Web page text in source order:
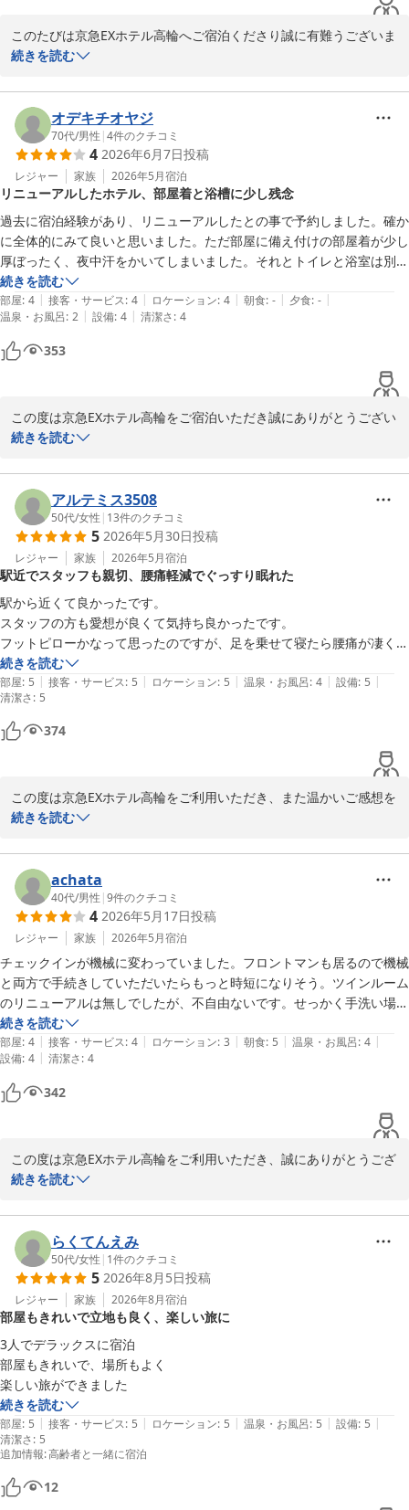
2026-06-15
このたびは京急EXホテル高輪へご宿泊くださり誠に有難うございま
す。
ようで何よりです。
またの機会にもお越しいただけるとのお言葉、とても嬉しく、スタ
ッフ一同の励みになっております。
高輪口の再開発でこれから目の前には段々と大きなビルが建ちあが
っていく事かと思いますが、それまでの間は東京タワーもご覧いた
だく事が可能でございます。
工事中の景色も今ならでは！でございますので、是非またご覧にな
りにいらしてください(^^)
セミダブルルームは本年2月にリニューアルした客室でございます
が、皆様のご意見、感想を元に、新しいだけでなく、より一層快適
にお過ごしいただける工夫をして参りたいと思います。
最後になりましたが、この度は貴重なお時間の中にご投稿くださ
京急EXホテル高輪
フロント
京急ＥＸホテル高輪（２０２６年２月２７日リニューアルオープ
ン）
2026-06-11
続きを読む
オデキチオヤジ
70代/男性 |4件のクチコミ
4 2026年6月7日投稿
レジャー 家族 2026年5月宿泊
リニューアルしたホテル、部屋着と浴槽に少し残念
過去に宿泊経験があり、リニューアルしたとの事で予約しました。確か
に全体的にみて良いと思いました。ただ部屋に備え付けの部屋着が少し
厚ぼったく、夜中汗をかいてしまいました。それとトイレと浴室は別々
にセットされておりましたが、浴槽が珍しく小さめのバスタブで違和感
がありました。
掃除もしっかりされており、気持ちの良いホテルだと思います。
続きを読む
部屋: 4 | 接客・サービス: 4 | ロケーション: 4 | 朝食: - | 夕食: - |
温泉・お風呂: 2 | 設備: 4 | 清潔さ: 4
353
この度は京急EXホテル高輪をご宿泊いただき誠にありがとうござい
ます。
お客様がご宿泊されたスーペリアツインルームは今回のリニューア
ルしたお部屋とは別のお部屋で、セミダブルルームのお部屋がリニ
ューアルしたお部屋でございます。
部屋着と浴槽につきましては、ご不便おかけし申し訳ございませ
ん。
これからも、お客様お一人おひとりのお声を大切にし、よりご満足
いただけるホテルを目指してまいります。ぜひまたお近くへお越し
の際は当ホテルをご利用くださいませ。スタッフ一同、心よりお待
ち申し上げております。
京急ＥＸホテル高輪（２０２６年２月２７日リニューアルオープ
ン）
続きを読む
アルテミス3508
50代/女性 | 13件のクチコミ
5 2026年5月30日投稿
レジャー 家族 2026年5月宿泊
駅近でスタッフも親切、腰痛軽減でぐっすり眠れた
駅から近くて良かったです。
スタッフの方も愛想が良くて気持ち良かったです。
フットピローかなって思ったのですが、足を乗せて寝たら腰痛が凄く軽
減されて翌朝までぐっすり寝れました。嬉しかったです。
お風呂とトイレがセパレートで、洗い場とバスタブも別なので、ゆっく
りお湯に浸かれて本当に良かったのですが、贅沢言うと入浴剤が有れば
もっと良かったのになぁ〜と思いました。
又直ぐに利用するつもりです。又宜しくお願いします。
続きを読む
部屋: 5 | 接客・サービス: 5 | ロケーション: 5 | 温泉・お風呂: 4 | 設備: 5 |
清潔さ: 5
374
この度は京急EXホテル高輪をご利用いただき、また温かいご感想を
お寄せいただき誠にありがとうございます。
駅からのアクセスやスタッフの対応についてお褒めの言葉をいただ
き、大変嬉しく拝読いたしました。
また、フットピローをご利用いただき、腰痛の軽減や快適な睡眠の
お役に立てたとのこと、何よりでございます。翌朝までぐっすりお
休みいただけたと伺い、スタッフ一同大変嬉しく思っております。
バス・トイレ別の浴室につきましても、ごゆっくりお寛ぎいただけ
たようで安心いたしました。入浴剤に関する貴重なご意見もありが
とうございます。今後のサービス向上の参考とさせていただきま
す。
「また直ぐに利用するつもりです」とのお言葉は私どもにとって何
よりの励みでございます。次回も快適にお過ごしいただけるよう努
お客様のまたのご来館を心よりお待ちしております。
京急EXホテル高輪
フロント
京急ＥＸホテル高輪（２０２６年２月２７日リニューアルオープ
ン）
2026-05-31
続きを読む
achata
40代/男性 |9件のクチコミ
4 2026年5月17日投稿
レジャー 家族 2026年5月宿泊
チェックインが機械に変わっていました。フロントマンも居るので機械
と両方で手続きしていただいたらもっと時短になりそう。ツインルーム
のリニューアルは無しでしたが、不自由ないです。せっかく手洗い場付
きのお風呂なんですが、桶も椅子もないのがちょっと残念です。でも品
川駅近くで便利なので何回も利用させていただいているいいホテルで
す。
続きを読む
部屋: 4 | 接客・サービス: 4 | ロケーション: 3 | 朝食: 5 | 温泉・お風呂: 4 |
設備: 4 | 清潔さ: 4
342
この度は京急EXホテル高輪をご利用いただき、誠にありがとうござ
います。
チェックイン機についてのご意見、大変参考になります。より快適
にご利用いただけるよう、今後の運営改善の参考とさせていただき
ます。
また、お風呂の設備につきましても貴重なお声をありがとうござい
ます。すぐの改善が難しい点もございますが、よりご満足いただけ
る滞在を目指してまいります。
今後も皆様に心地よい快適な空間をご提供できるよう努めてまいり
ますので、ぜひまたお越しいただけますと幸いです。
またのご来館を心よりお待ち申し上げております。
京急EXホテル高輪
フロント
続きを読む
らくてんえみ
50代/女性 | 1件のクチコミ
5 2026年8月5日投稿
レジャー 家族 2026年8月宿泊
部屋もきれいで立地も良く、楽しい旅に
3人でデラックスに宿泊
部屋もきれいで、場所もよく
楽しい旅ができました
続きを読む
部屋: 5 | 接客・サービス: 5 | ロケーション: 5 | 温泉・お風呂: 5 | 設備: 5 |
清潔さ: 5
追加情報:高齢者と一緒に宿泊
12